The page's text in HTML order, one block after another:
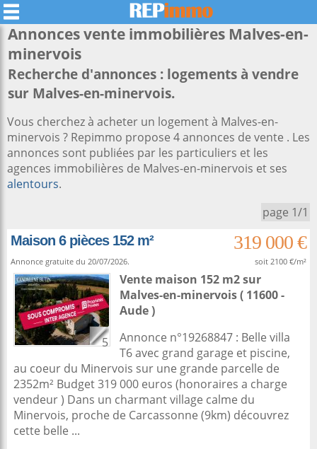
Annonces vente immobilières Malves-en-
minervois
Recherche d'annonces : logements à vendre
sur Malves-en-minervois.
Vous cherchez à acheter un logement à Malves-en-
minervois ? Repimmo propose 4 annonces de vente . Les
annonces sont publiées par les particuliers et les
agences immobilières de Malves-en-minervois et ses
alentours.
page 1/1
Maison 6 pièces 152 m²
319 000 €
Annonce gratuite du 20/07/2026. soit 2100 €/m²
5
Vente maison 152 m2sur
Malves-en-minervois( 11600 -
Aude )
Annonce n°19268847 : Belle villa
T6 avec grand garage et piscine,
au coeur du Minervois sur une grande parcelle de
2352m² Budget 319 000 euros (honoraires a charge
vendeur ) Dans un charmant village calme du
Minervois, proche de Carcassonne (9km) découvrez
cette belle ...